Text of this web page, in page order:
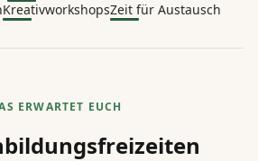
KreativworkshopsZeit für Austausch
ERWARTET EUCH